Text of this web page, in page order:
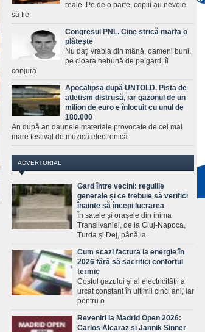
reale. Pe de o parte, copiii au nevoie
să fie
Congresul PNL. Cine strică marfa o
plăteşte
Nu daţi vrabia din mână, oameni buni,
pe cioara nebună de pe gard, îi
conjură
Apocalipsa după UNTOLD. Pista de
atletism distrusă, iar gazonul de un
milion de euro e înlocuit cu unul de
180.000
An după an daunele materiale provocate de cel mai
mare festival de muzică electronică
ADVERTORIAL
Gard între vecini: regulile
generale și ce trebuie să verifici
înainte să începi lucrarea
În satele și orașele din inima
Transilvaniei, de la Cluj-Napoca,
Turda și Dej, până la
Cum scazi factura la energie în
2026 fără să sacrifici confortul
termic
Costul gazului și al electricității a
urcat constant în ultimii cinci ani, iar
pentru o
Reveniri la Madrid Open 2026:
Carlos Alcaraz și Jannik Sinner